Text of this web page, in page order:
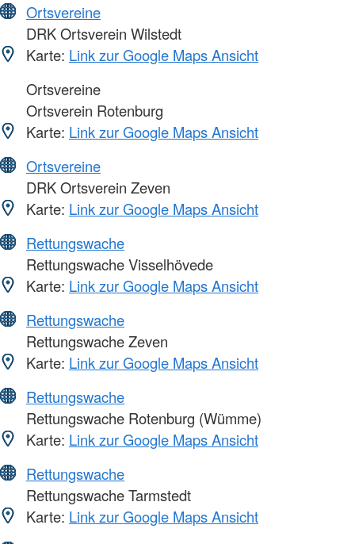
Ortsvereine
DRK Ortsverein Wilstedt
Karte: Link zur Google Maps Ansicht
Ortsvereine
Ortsverein Rotenburg
Karte: Link zur Google Maps Ansicht
Ortsvereine
DRK Ortsverein Zeven
Karte: Link zur Google Maps Ansicht
Rettungswache
Rettungswache Visselhövede
Karte: Link zur Google Maps Ansicht
Rettungswache
Rettungswache Zeven
Karte: Link zur Google Maps Ansicht
Rettungswache
Rettungswache Rotenburg (Wümme)
Karte: Link zur Google Maps Ansicht
Rettungswache
Rettungswache Tarmstedt
Karte: Link zur Google Maps Ansicht